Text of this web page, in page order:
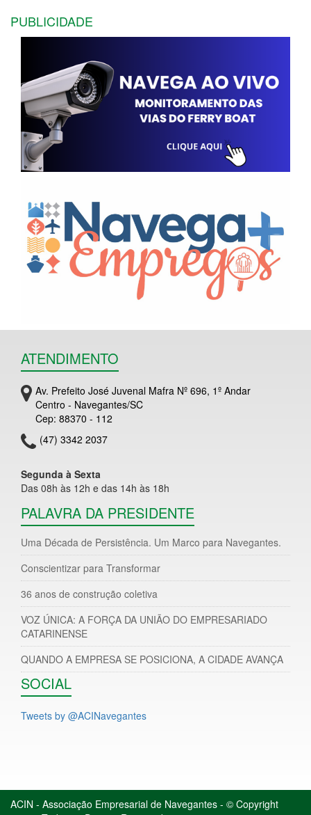
PUBLICIDADE
ATENDIMENTO
Av. Prefeito José Juvenal Mafra Nº 696, 1º Andar
Centro - Navegantes/SC
Cep: 88370 - 112
(47) 3342 2037
Segunda à Sexta
Das 08h às 12h e das 14h às 18h
PALAVRA DA PRESIDENTE
Uma Década de Persistência. Um Marco para Navegantes.
Conscientizar para Transformar
36 anos de construção coletiva
VOZ ÚNICA: A FORÇA DA UNIÃO DO EMPRESARIADO
CATARINENSE
QUANDO A EMPRESA SE POSICIONA, A CIDADE AVANÇA
SOCIAL
Tweets by @ACINavegantes
ACIN - Associação Empresarial de Navegantes - © Copyright